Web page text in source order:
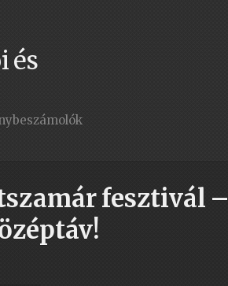
és
fesztivál –